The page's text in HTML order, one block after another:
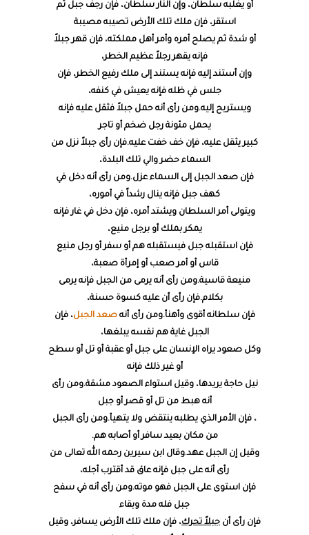
أو يغلبه سلطان، وإن النار سلطان، فإن رجف جبل ثم
استقر، فإن ملك تلك الأرض تصيبه مصيبة
أو شدة ثم يصلح أمره وأمر أهل مملكته، فإن قهر جبلاً
فإنه يقهر رجلاً عظيم الخطر،
وإن أستند إليه فإنه يستند إلى ملك رفيع الخطر، فإن
جلس في ظله فإنه يعيش في كنفه،
ويستريح إليه.ومن رأى أنه حمل جبلاً فثقل عليه فإنه
يحمل مئونة رجل ضخم أو تاجر
كبير يثقل عليه، فإن خف خفت عليه.فإن رأى جبلاً نزل من
السماء حضر والي تلك البلدة،
فإن صعد الجبل إلى السماء عزل.ومن رأى أنه دخل في
كهف جبل فإنه ينال رشداً في أموره،
ويتولى أمر السلطان ويشتد أمره، فإن دخل في غار فإنه
يمكر بملك أو برجل منيع،
فإن استقبله جبل فيستقبله هم أو سفر أو رجل منيع
قاس أو أمر صعب أو إمرأة صعبة،
منيعة قاسية.ومن رأى أنه يرمى من الجبل فإنه يرمى
بكلام.فإن رأى أن عليه كسوة حسنة،
فإن سلطانه أقوى وأهنأ.ومن رأى أنهصعد الجبل، فإن
الجبل غاية هم نفسه يبلغها،
وكل صعود يراه الإنسان على جبل أو عقبة أو تل أو سطح
أو غير ذلك فإنه
نيل حاجة يريدها، وقيل استواء الصعود مشقة.ومن رأى
أنه هبط من تل أو قصر أو جبل
، فإن الأمر الذي يطلبه ينتقض ولا يتهيأ.ومن رأى الجبل
من مكان بعيد سافر أو أصابه هم.
وقيل إن الجبل عهد.وقال ابن سيرين رحمه الله تعالى من
رأى أنه على جبل فإنه عاق قد أقترب أجله،
فإن استوى على الجبل فهو موته.ومن رأى أنه في سفح
جبل فله مدة وبقاء
فإن رأى أن جبلاً تحرك، فإن ملك تلك الأرض يسافر، وقيل